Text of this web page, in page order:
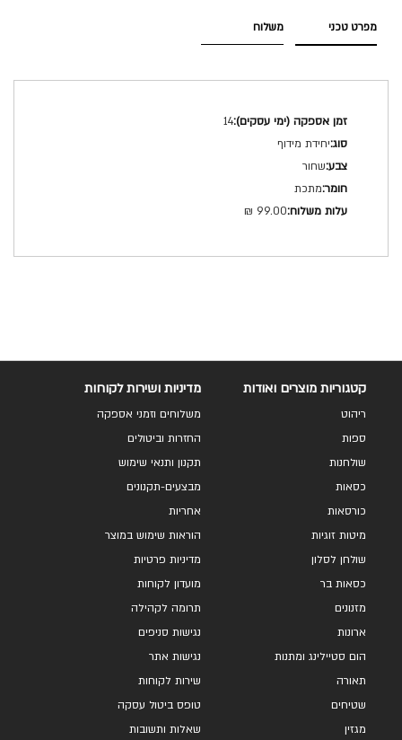
מפרט טכני
מפרט
טכני
14
יחידת מידוף
שחור
מתכת
99.00 ₪
משלוח
קטגוריות מוצרים ואודות
ריהוט
ספות
שולחנות
כסאות
כורסאות
מיטות זוגיות
שולחן לסלון
כסאות בר
מזנונים
ארונות
הום סטיילינג ומתנות
תאורה
שטיחים
מגזין
מדיניות ושירות לקוחות
משלוחים וזמני אספקה
החזרות וביטולים
תקנון ותנאי שימוש
מבצעים-תקנונים
אחריות
הוראות שימוש במוצר
מדיניות פרטיות
מועדון לקוחות
תרומה לקהילה
נגישות סניפים
נגישות אתר
שירות לקוחות
טופס ביטול עסקה
שאלות ותשובות